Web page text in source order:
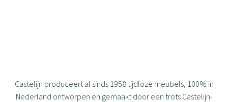
Castelijn produceert al sinds 1958 tijdloze meubels, 100% in
Nederland ontworpen en gemaakt door een trots Castelijn-